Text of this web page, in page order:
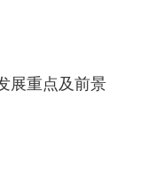
展重点及前景